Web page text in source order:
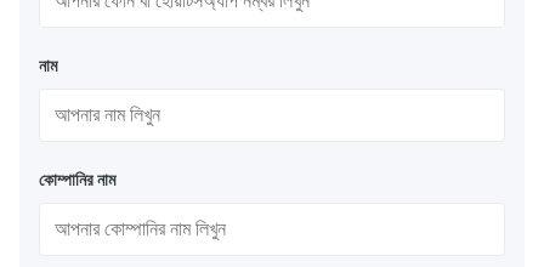
নাম
কোম্পানির নাম